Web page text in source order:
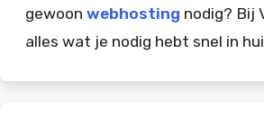
gewoon webhosting nodig? Bij
alles wat je nodig hebt snel in